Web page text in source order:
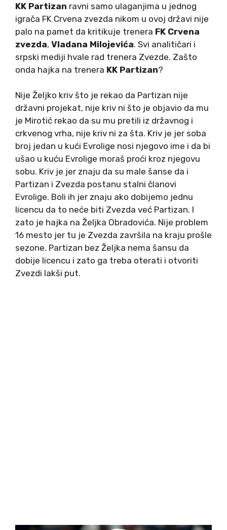
KK Partizan ravni samo ulaganjima u jednog
igrača FK Crvena zvezda nikom u ovoj državi nije
palo na pamet da kritikuje trenera FK Crvena
zvezda, Vladana Milojevića. Svi analitičari i
srpski mediji hvale rad trenera Zvezde. Zašto
onda hajka na trenera KK Partizan?
Nije Željko kriv što je rekao da Partizan nije
državni projekat, nije kriv ni što je objavio da mu
je Mirotić rekao da su mu pretili iz državnog i
crkvenog vrha, nije kriv ni za šta. Kriv je jer soba
broj jedan u kući Evrolige nosi njegovo ime i da bi
ušao u kuću Evrolige moraš proći kroz njegovu
sobu. Kriv je jer znaju da su male šanse da i
Partizan i Zvezda postanu stalni članovi
Evrolige. Boli ih jer znaju ako dobijemo jednu
licencu da to neće biti Zvezda već Partizan. I
zato je hajka na Željka Obradovića. Nije problem
16 mesto jer tu je Zvezda završila na kraju prošle
sezone. Partizan bez Željka nema šansu da
dobije licencu i zato ga treba oterati i otvoriti
Zvezdi lakši put.